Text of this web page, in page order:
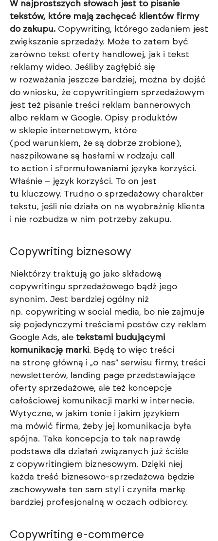
W najprostszych słowach jest to pisanie
tekstów, które mają zachęcać klientów firmy
do zakupu. Copywriting, którego zadaniem jest
zwiększanie sprzedaży. Może to zatem być
zarówno tekst oferty handlowej, jak i tekst
reklamy wideo. Jeśliby zagłębić się
w rozważania jeszcze bardziej, można by dojść
do wniosku, że copywritingiem sprzedażowym
jest też pisanie treści reklam bannerowych
albo reklam w Google. Opisy produktów
w sklepie internetowym, które
(pod warunkiem, że są dobrze zrobione),
naszpikowane są hasłami w rodzaju call
to action i sformułowaniami języka korzyści.
Właśnie – język korzyści. To on jest
tu kluczowy. Trudno o sprzedażowy charakter
tekstu, jeśli nie działa on na wyobraźnię klienta
i nie rozbudza w nim potrzeby zakupu.
Copywriting biznesowy
Niektórzy traktują go jako składową
copywritingu sprzedażowego bądź jego
synonim. Jest bardziej ogólny niż
np. copywriting w social media, bo nie zajmuje
się pojedynczymi treściami postów czy reklam
Google Ads, ale tekstami budującymi
komunikację marki. Będą to więc treści
na stronę główną i „o nas” serwisu firmy, treści
newsletterów, landing page przedstawiające
oferty sprzedażowe, ale też koncepcje
całościowej komunikacji marki w internecie.
Wytyczne, w jakim tonie i jakim językiem
ma mówić firma, żeby jej komunikacja była
spójna. Taka koncepcja to tak naprawdę
podstawa dla działań związanych już ściśle
z copywritingiem biznesowym. Dzięki niej
każda treść biznesowo-sprzedażowa będzie
zachowywała ten sam styl i czyniła markę
bardziej profesjonalną w oczach odbiorcy.
Copywriting e-commerce